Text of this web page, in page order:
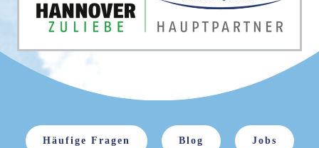
Häufige Fragen Blog Jobs